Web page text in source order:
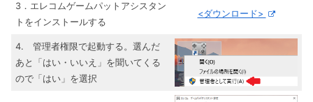
3．エレコムゲームパットアシスタン
トをインストールする
<ダウンロード>
4. 管理者権限で起動する。選んだ
あと「はい・いいえ」を聞いてくる
ので「はい」を選択